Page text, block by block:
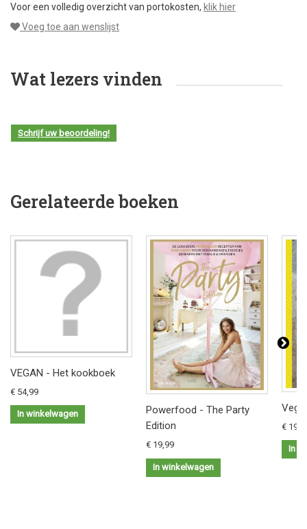
Voor een volledig overzicht van portokosten, klik hier
Voeg toe aan wenslijst
Wat lezers vinden
Schrijf uw beoordeling!
Gerelateerde boeken
VEGAN - Het kookboek
€ 54,99
In winkelwagen
Powerfood - The Party
Edition
€ 19,99
In winkelwagen
€
In